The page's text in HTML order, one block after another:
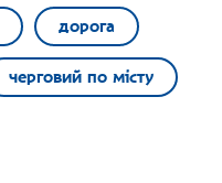
дорога
черговий по місту